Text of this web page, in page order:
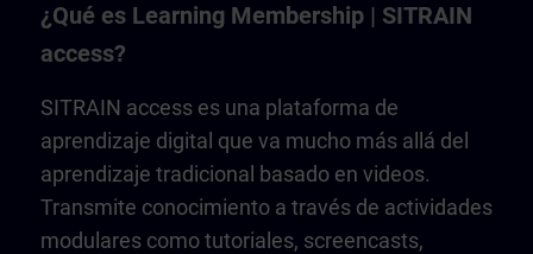
¿Qué es Learning Membership | SITRAIN
access?
SITRAIN access es una plataforma de
aprendizaje digital que va mucho más allá del
aprendizaje tradicional basado en videos.
Transmite conocimiento a través de actividades
modulares como tutoriales, screencasts,